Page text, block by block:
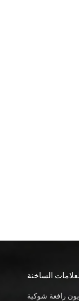
الساخنة
رافعة شوكية